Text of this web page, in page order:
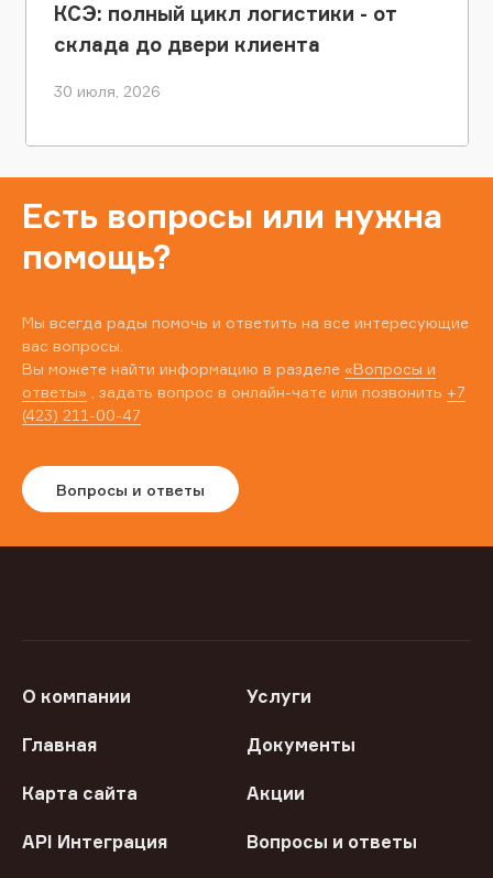
КСЭ: полный цикл логистики - от
склада до двери клиента
30 июля, 2026
Есть вопросы или нужна
помощь?
Мы всегда рады помочь и ответить на все интересующие
вас вопросы.
Вы можете найти информацию в разделе «Вопросы и
ответы» , задать вопрос в онлайн-чате или позвонить +7
(423) 211-00-47
Вопросы и ответы
О компании Услуги
Главная Документы
Карта сайта Акции
API Интеграция Вопросы и ответы